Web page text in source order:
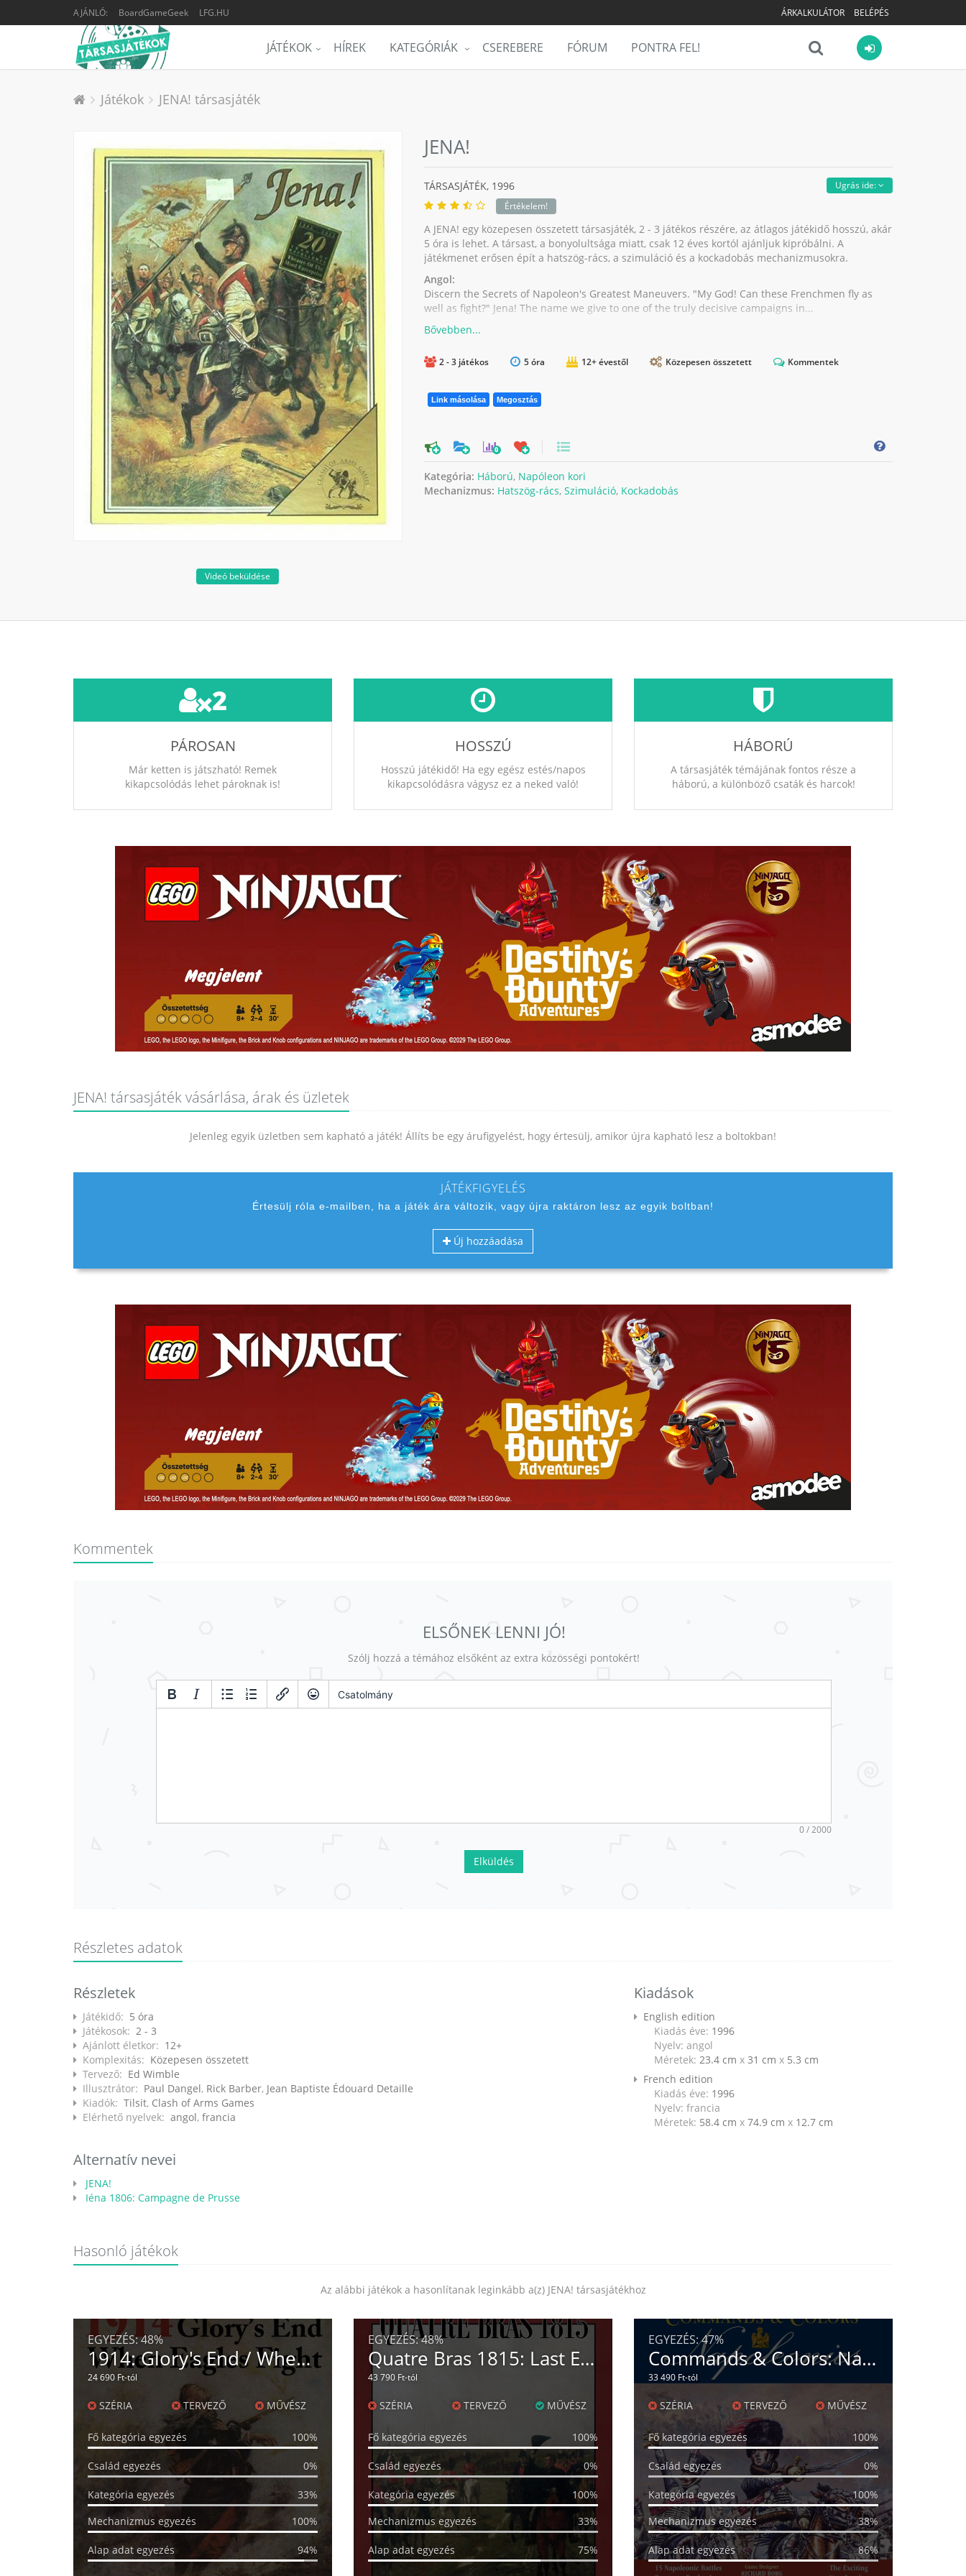
AJÁNLÓ: BoardGameGeek LFG.HU ÁRKALKULÁTOR BELÉPÉS
JÁTÉKOK HÍREK KATEGÓRIÁK CSEREBERE FÓRUM PONTRA FEL!
Játékok JENA! társasjáték
Videó beküldése
JENA!
Ugrás ide:
TÁRSASJÁTÉK, 1996
Értékelem!
A JENA! egy közepesen összetett társasjáték, 2 - 3 játékos részére, az átlagos játékidő hosszú, akár
5 óra is lehet. A társast, a bonyolultsága miatt, csak 12 éves kortól ajánljuk kipróbálni. A
játékmenet erősen épít a hatszög-rács, a szimuláció és a kockadobás mechanizmusokra.
Angol:
Discern the Secrets of Napoleon's Greatest Maneuvers. "My God! Can these Frenchmen fly as
well as fight?" Jena! The name we give to one of the truly decisive campaigns in...
2 - 3 játékos 5 óra 12+ évestől Közepesen összetett Kommentek
Link másolása Megosztás
0
Kategória: Háború, Napóleon kori
Mechanizmus: Hatszög-rács, Szimuláció, Kockadobás
2
PÁROSAN
Már ketten is játszható! Remek
kikapcsolódás lehet pároknak is!
HOSSZÚ
Hosszú játékidő! Ha egy egész estés/napos
kikapcsolódásra vágysz ez a neked való!
HÁBORÚ
A társasjáték témájának fontos része a
háború, a különböző csaták és harcok!
JENA! társasjáték vásárlása, árak és üzletek
Jelenleg egyik üzletben sem kapható a játék! Állíts be egy árufigyelést, hogy értesülj, amikor újra kapható lesz a boltokban!
JÁTÉKFIGYELÉS
Értesülj róla e-mailben, ha a játék ára változik, vagy újra raktáron lesz az egyik boltban!
Új hozzáadása
Kommentek
ELSŐNEK LENNI JÓ!
Szólj hozzá a témához elsőként az extra közösségi pontokért!
Csatolmány
0 / 2000
Elküldés
Részletes adatok
Részletek
Játékidő: 5 óra
Játékosok: 2 - 3
Ajánlott életkor: 12+
Komplexitás: Közepesen összetett
Tervező: Ed Wimble
Illusztrátor: Paul Dangel, Rick Barber, Jean Baptiste Édouard Detaille
Kiadók: Tilsit, Clash of Arms Games
Elérhető nyelvek: angol, francia
Alternatív nevei
JENA!
Iéna 1806: Campagne de Prusse
Kiadások
English edition
Kiadás éve: 1996
Nyelv: angol
Méretek: 23.4 cm x 31 cm x 5.3 cm
French edition
Kiadás éve: 1996
Nyelv: francia
Méretek: 58.4 cm x 74.9 cm x 12.7 cm
Hasonló játékok
Az alábbi játékok a hasonlítanak leginkább a(z) JENA! társasjátékhoz
EGYEZÉS:48%
1914: Glory's End / When Eagles Fight
24 690 Ft-tól
SZÉRIA TERVEZŐ MŰVÉSZ
Fő kategória egyezés 100%
Család egyezés 0%
Kategória egyezés
33%
Mechanizmus egyezés
100%
Alap adat egyezés 94%
EGYEZÉS:48%
Quatre Bras 1815: Last Eagles
43 790 Ft-tól
SZÉRIA TERVEZŐ MŰVÉSZ
Fő kategória egyezés 100%
Család egyezés 0%
Kategória egyezés
100%
Mechanizmus egyezés
33%
Alap adat egyezés 75%
EGYEZÉS:47%
Commands & Colors: Napoleonics
33 490 Ft-tól
SZÉRIA TERVEZŐ MŰVÉSZ
Fő kategória egyezés 100%
Család egyezés 0%
Kategória egyezés
100%
Mechanizmus egyezés
38%
Alap adat egyezés 86%